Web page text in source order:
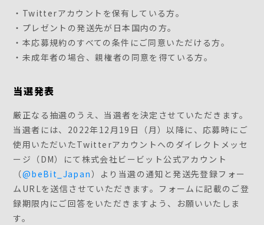
・Twitterアカウントを保有している方。
・プレゼントの発送先が日本国内の方。
・本応募規約のすべての条件にご同意いただける方。
・未成年者の場合、親権者の同意を得ている方。
当選発表
厳正なる抽選のうえ、当選者を決定させていただきます。
当選者には、2022年12月19日（月）以降に、応募時にご
使用いただいたTwitterアカウントへのダイレクトメッセ
ージ（DM）にて株式会社ビービット公式アカウント
（@beBit_Japan）より当選の通知と発送先登録フォー
ムURLを送信させていただきます。フォームに記載のご登
録期限内にご回答をいただきますよう、お願いいたしま
す。